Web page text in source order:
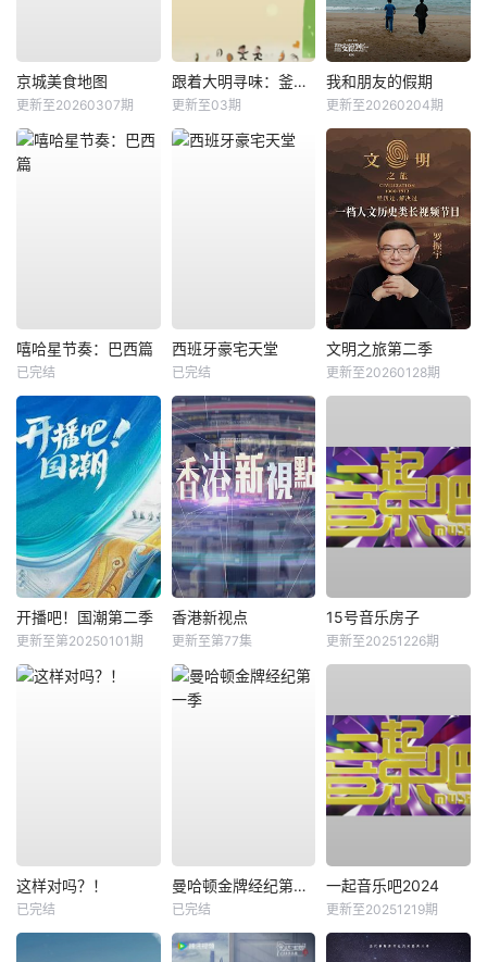
京城美食地图
更新至20260307期
跟着大明寻味：釜山-福冈篇
更新至03期
我和朋友的假期
更新至20260204期
嘻哈星节奏：巴西篇
已完结
西班牙豪宅天堂
已完结
文明之旅第二季
更新至20260128期
开播吧！国潮第二季
更新至第20250101期
香港新视点
更新至第77集
15号音乐房子
更新至20251226期
这样对吗？！
已完结
曼哈顿金牌经纪第一季
已完结
一起音乐吧2024
更新至20251219期